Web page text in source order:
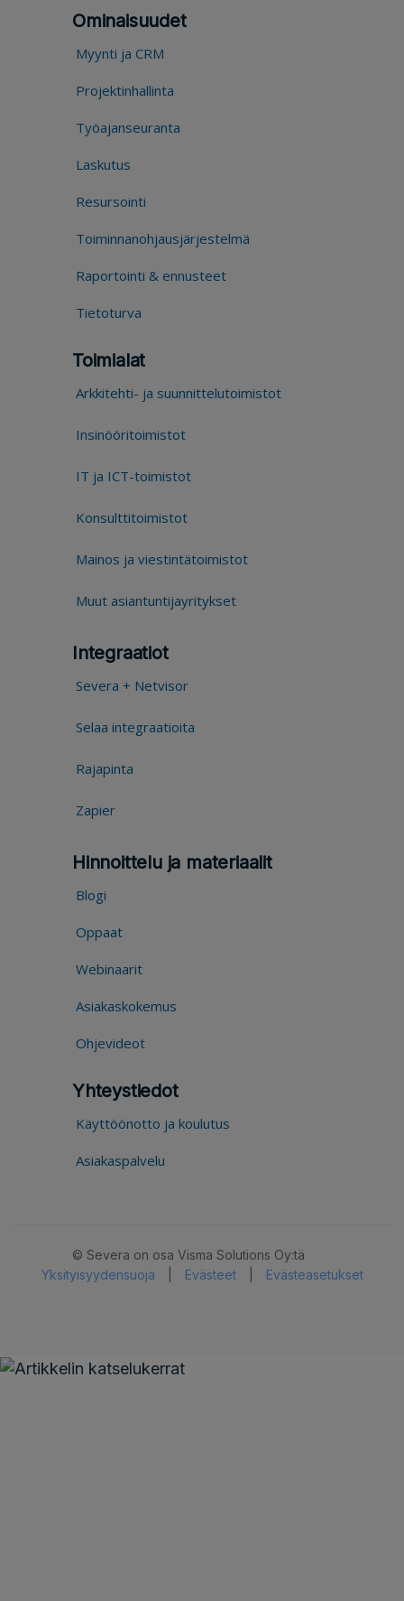
Ominaisuudet
Myynti ja CRM
Projektinhallinta
Työajanseuranta
Laskutus
Resursointi
Toiminnanohjausjärjestelmä
Raportointi & ennusteet
Tietoturva
Toimialat
Arkkitehti- ja suunnittelutoimistot
Insinööritoimistot
IT ja ICT-toimistot
Konsulttitoimistot
Mainos ja viestintätoimistot
Muut asiantuntijayritykset
Integraatiot
Severa + Netvisor
Selaa integraatioita
Rajapinta
Zapier
Hinnoittelu ja materiaalit
Blogi
Oppaat
Webinaarit
Asiakaskokemus
Ohjevideot
Yhteystiedot
Käyttöönotto ja koulutus
Asiakaspalvelu
© Severa on osa Visma Solutions Oy:tä
Yksityisyydensuoja
Evästeet Evästeasetukset